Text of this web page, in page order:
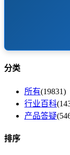
分类
所有(19831)
行业百科
产品答疑
排序